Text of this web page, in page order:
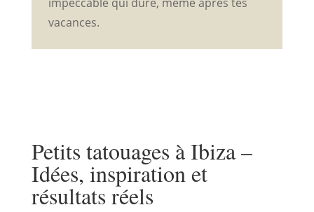
vacances.
Petits tatouages à Ibiza –
Idées, inspiration et
résultats réels